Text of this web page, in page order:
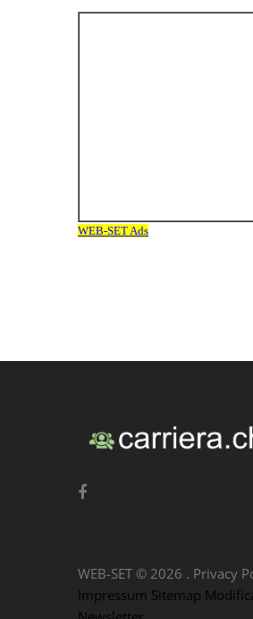
WEB-SET © 2026 . Privacy
Impressum Sitemap